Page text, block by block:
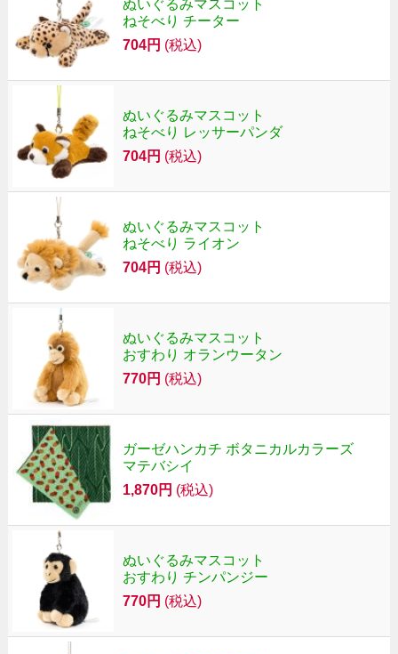
ぬいぐるみマスコット
ねそべり チーター
704円 (税込)
ぬいぐるみマスコット
ねそべり レッサーパンダ
704円 (税込)
ぬいぐるみマスコット
ねそべり ライオン
704円 (税込)
ぬいぐるみマスコット
おすわり オランウータン
770円 (税込)
ガーゼハンカチ ボタニカルカラーズ
マテバシイ
1,870円 (税込)
ぬいぐるみマスコット
おすわり チンパンジー
770円 (税込)